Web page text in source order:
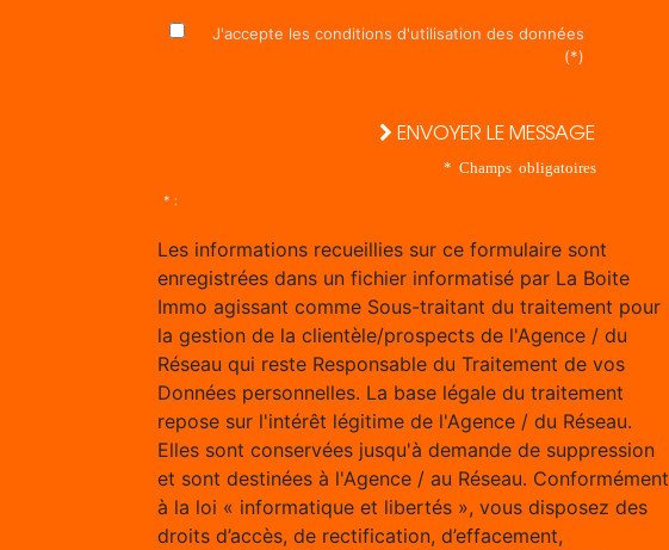
J'accepte les conditions d'utilisation des données
(*)
ENVOYER LE MESSAGE
* Champs obligatoires
* :
Les informations recueillies sur ce formulaire sont
enregistrées dans un fichier informatisé par La Boite
Immo agissant comme Sous-traitant du traitement pour
la gestion de la clientèle/prospects de l'Agence / du
Réseau qui reste Responsable du Traitement de vos
Données personnelles. La base légale du traitement
repose sur l'intérêt légitime de l'Agence / du Réseau.
Elles sont conservées jusqu'à demande de suppression
et sont destinées à l'Agence / au Réseau. Conformément
à la loi « informatique et libertés », vous disposez des
droits d’accès, de rectification, d’effacement,